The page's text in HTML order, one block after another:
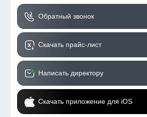
Обратный звонок
Скачать прайс-лист
Написать директору
Скачать приложение для iOS